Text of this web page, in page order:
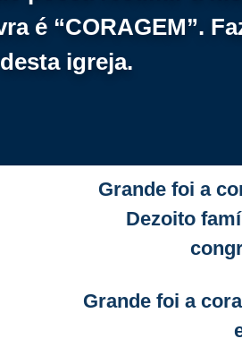
é “CORAGEM”.
desta igreja.
Grande foi a
Dezoito
Grande foi a